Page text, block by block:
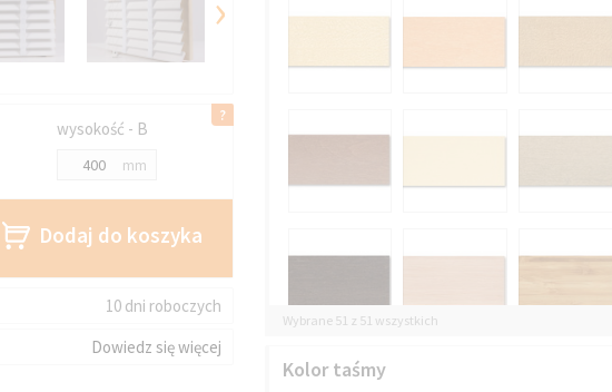
wysokość - B
mm
Dodaj do koszyka
10 dni roboczych
Dowiedz się więcej
Wybrane 51 z 51 wszystkich
Kolor taśmy